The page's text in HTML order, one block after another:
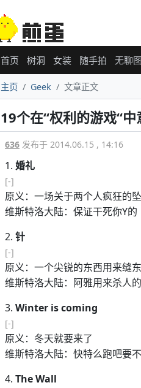
首页 树洞 女装 随手拍 无聊图
主页 Geek 文章正文
19个在“权利的游戏“
636 发布于 2014.06.15 , 14:16
1. 婚礼
[-]
原义：一场关于两个人疯狂的
维斯特洛大陆：保证干死你Y的
2. 针
[-]
原义：一个尖锐的东西用来缝
维斯特洛大陆：阿雅用来杀人
3. Winter is coming
[-]
原义：冬天就要来了
维斯特洛大陆：快特么跑吧要
4. The Wall